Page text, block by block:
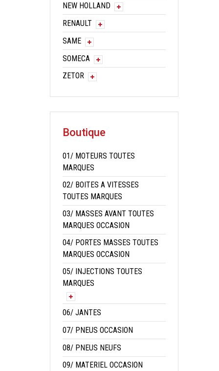
NEW HOLLAND
RENAULT
SAME
SOMECA
ZETOR
Boutique
01/ MOTEURS TOUTES
MARQUES
02/ BOITES A VITESSES
TOUTES MARQUES
03/ MASSES AVANT TOUTES
MARQUES OCCASION
04/ PORTES MASSES TOUTES
MARQUES OCCASION
05/ INJECTIONS TOUTES
MARQUES
06/ JANTES
07/ PNEUS OCCASION
08/ PNEUS NEUFS
09/ MATERIEL OCCASION